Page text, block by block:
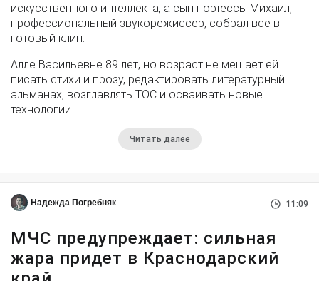
искусственного интеллекта, а сын поэтессы Михаил,
профессиональный звукорежиссёр, собрал всё в
готовый клип.
Алле Васильевне 89 лет, но возраст не мешает ей
писать стихи и прозу, редактировать литературный
альманах, возглавлять ТОС и осваивать новые
технологии.
Читать далее
Надежда Погребняк 11:09
МЧС предупреждает: сильная
жара придет в Краснодарский